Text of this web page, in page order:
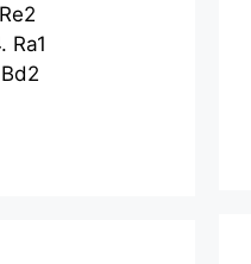
Re2
Ra1
Bd2